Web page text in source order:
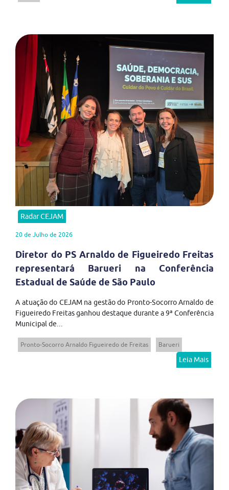
Radar CEJAM
20 de Julho de 2026
Diretor do PS Arnaldo de Figueiredo Freitas
representará Barueri na Conferência
Estadual de Saúde de São Paulo
A atuação do CEJAM na gestão do Pronto-Socorro Arnaldo de
Figueiredo Freitas ganhou destaque durante a 9ª Conferência
Municipal de...
Pronto-Socorro Arnaldo Figueiredo de Freitas Barueri
Leia Mais